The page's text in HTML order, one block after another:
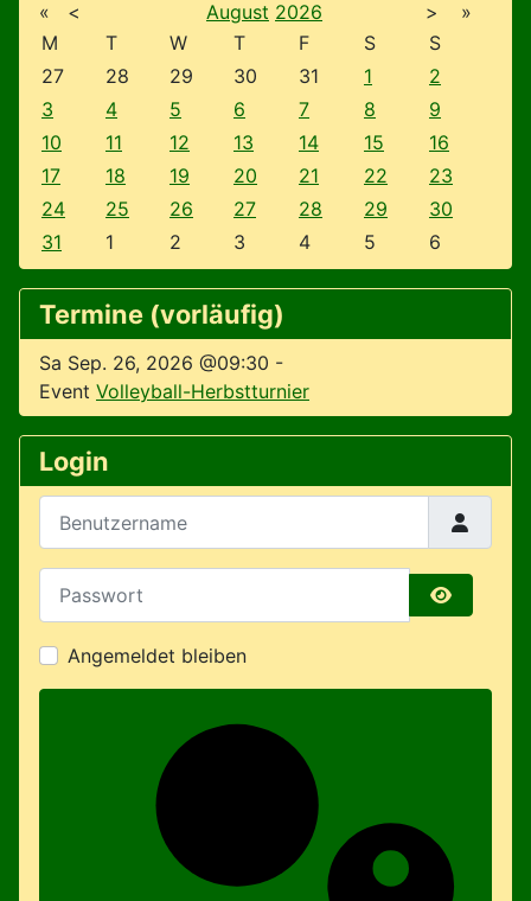
« < August 2026 >
»
M
T W T F S
S
27
28 29 30 31 1
2
3
4 5 6 7 8
9
10
11 12 13 14 15
16
17
18 19 20 21 22
23
24
25 26 27 28 29
30
31
1 2 3 4 5 6
Termine (vorläufig)
Sa Sep. 26, 2026 @09:30 -
Event Volleyball-Herbstturnier
Login
Passwort
Angemeldet bleiben